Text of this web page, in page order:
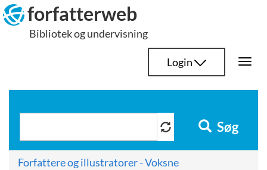
Hop
til
indhold
forfatterweb
Bibliotek og undervisning
Login
Søg
Forfattere og illustratorer - Voksne